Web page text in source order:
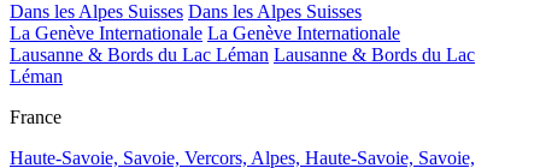
Dans les Alpes Suisses Dans les Alpes Suisses
La Genève Internationale La Genève Internationale
Lausanne & Bords du Lac Léman Lausanne & Bords du Lac
Léman
France
Haute-Savoie, Savoie, Vercors, Alpes, Haute-Savoie, Savoie,